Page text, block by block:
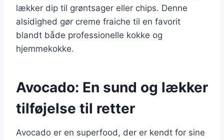
lækker dip til grøntsager eller chips. Denne
alsidighed gør creme fraiche til en favorit
blandt både professionelle kokke og
hjemmekokke.
Avocado: En sund og lækker
tilføjelse til retter
Avocado er en superfood, der er kendt for sine